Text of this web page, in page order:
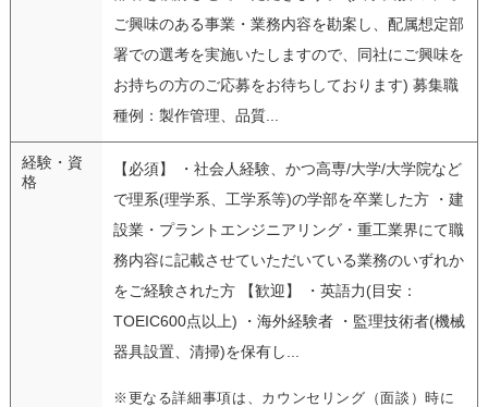
ご興味のある事業・業務内容を勘案し、配属想定部
署での選考を実施いたしますので、同社にご興味を
お持ちの方のご応募をお待ちしております) 募集職
種例：製作管理、品質...
経験・資
格
【必須】 ・社会人経験、かつ高専/大学/大学院など
で理系(理学系、工学系等)の学部を卒業した方 ・建
設業・プラントエンジニアリング・重工業界にて職
務内容に記載させていただいている業務のいずれか
をご経験された方 【歓迎】 ・英語力(目安：
TOEIC600点以上) ・海外経験者 ・監理技術者(機械
器具設置、清掃)を保有し...
※更なる詳細事項は、カウンセリング（面談）時に